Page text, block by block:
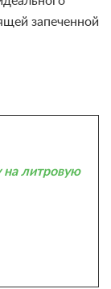
запеченной
на литровую